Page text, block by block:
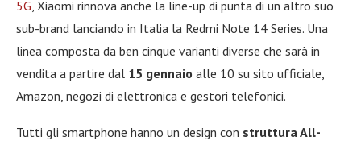
5G , Xiaomi rinnova anche la line-up di punta di un altro suo
sub-brand lanciando in Italia la Redmi Note 14 Series. Una
linea composta da ben cinque varianti diverse che sarà in
vendita a partire dal 15 gennaio alle 10 su sito ufficiale,
Amazon, negozi di elettronica e gestori telefonici.
Tutti gli smartphone hanno un design con struttura All-